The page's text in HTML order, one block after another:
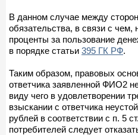
В данном случае между
обязательства, в связи с
проценты за пользование
в порядке статьи 395 ГК РФ.
Таким образом, правовых
ответчика заявленной ФИО2
виду чего в удовлетворении
взыскании с ответчика
рублей в соответствии с п. 5 ст.
потребителей следует